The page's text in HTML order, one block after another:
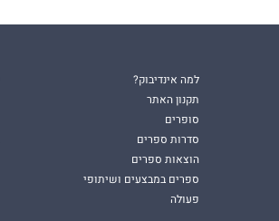
למה אינדיבוק?
תקנון האתר
סופרים
סדרות ספרים
הוצאות ספרים
ספרים במבצעים ושיתופי
פעולה